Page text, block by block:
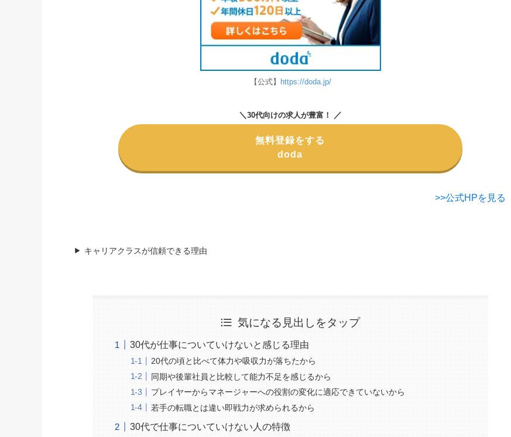
【公式】 https://doda.jp/
＼ 30代向けの求人が豊富！ ／
無料登録をする
doda
>>公式HPを見る
キャリアクラスが信頼できる理由
気になる見出しをタップ
30代が仕事についていけないと感じる理由
20代の頃と比べて体力や吸収力が落ちたから
同期や後輩社員と比較して能力不足を感じるから
プレイヤーからマネージャーへの役割の変化に適応できていないから
若手の転職とは違い即戦力が求められるから
30代で仕事についていけない人の特徴